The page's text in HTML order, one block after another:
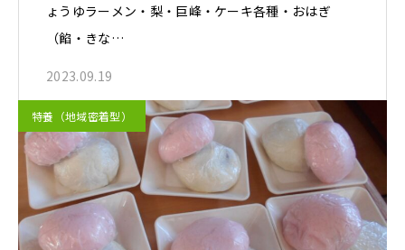
ょうゆラーメン・梨・巨峰・ケーキ各種・おはぎ
（餡・きな…
2023.09.19
特養（地域密着型）